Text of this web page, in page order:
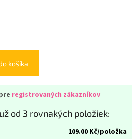
košíka
registrovaných zákazníkov
od 3 rovnakých položiek:
109.00 Kč/položka